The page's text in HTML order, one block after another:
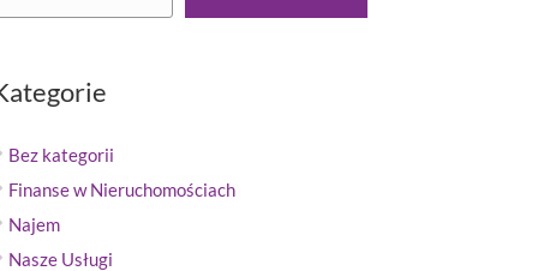
Bez kategorii
Finanse w Nieruchomościach
Najem
Nasze Usługi